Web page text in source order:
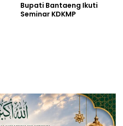
Bupati Bantaeng Ikuti
Seminar KDKMP